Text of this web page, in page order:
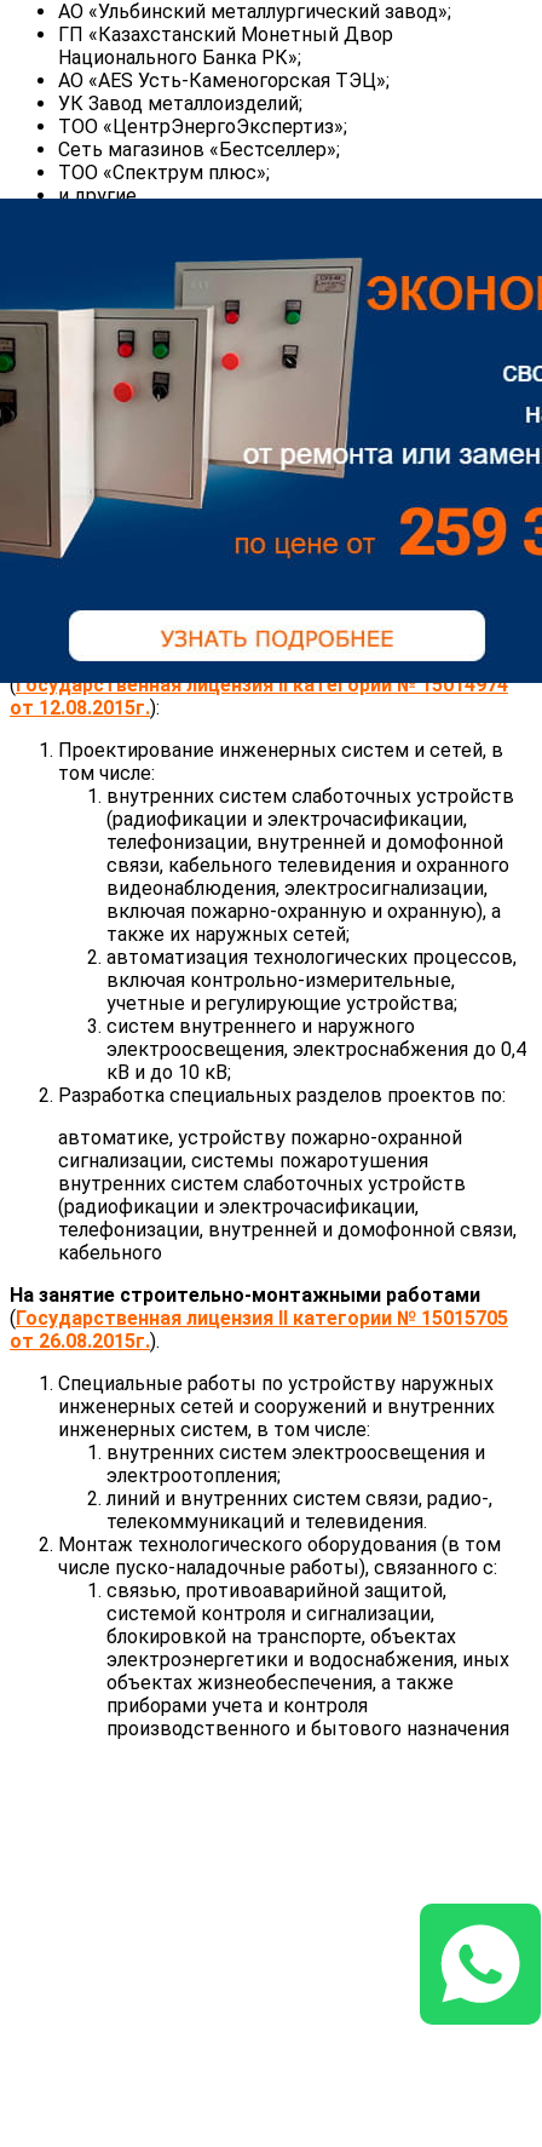
АО «Ульбинский металлургический завод»;
ГП «Казахстанский Монетный Двор
Национального Банка РК»;
АО «AES Усть-Каменогорская ТЭЦ»;
УК Завод металлоизделий;
ТОО «ЦентрЭнергоЭкспертиз»;
Сеть магазинов «Бестселлер»;
ТОО «Спектрум плюс»;
и другие …
ГУ «Восточно-Казахстанский Государственный
Технический Университет»;
ГП «Восточно-Казахстанский Региональный
Университет»;
AdAstrA Research Group, Ltd, г.Москва;
Компания «Индустриальные компьютерные
системы», г.Москва;
ООО Научно-производственное объединение
Завод «Эталон», г.Омск;
ООО Научно-производственное предприятие
«Системы контроля», г.Пермь;
АО «G-Media».
ТОО «Айрон-Техник» имеет лицензии:
На проектно-изыскательскую деятельность
(Государственная лицензия II категории № 15014974
от 12.08.2015г.):
Проектирование инженерных систем и сетей, в
том числе:
внутренних систем слаботочных устройств
(радиофикации и электрочасификации,
телефонизации, внутренней и домофонной
связи, кабельного телевидения и охранного
видеонаблюдения, электросигнализации,
включая пожарно-охранную и охранную), а
также их наружных сетей;
автоматизация технологических процессов,
включая контрольно-измерительные,
учетные и регулирующие устройства;
систем внутреннего и наружного
электроосвещения, электроснабжения до 0,4
кВ и до 10 кВ;
Разработка специальных разделов проектов по:
автоматике, устройству пожарно-охранной
сигнализации, системы пожаротушения
внутренних систем слаботочных устройств
(радиофикации и электрочасификации,
телефонизации, внутренней и домофонной связи,
кабельного
На занятие строительно-монтажными работами
(Государственная лицензия II категории № 15015705
от 26.08.2015г.).
Специальные работы по устройству наружных
инженерных сетей и сооружений и внутренних
инженерных систем, в том числе:
внутренних систем электроосвещения и
электроотопления;
линий и внутренних систем связи, радио-,
телекоммуникаций и телевидения.
Монтаж технологического оборудования (в том
числе пуско-наладочные работы), связанного с:
связью, противоаварийной защитой,
системой контроля и сигнализации,
блокировкой на транспорте, объектах
электроэнергетики и водоснабжения, иных
объектах жизнеобеспечения, а также
приборами учета и контроля
производственного и бытового назначения